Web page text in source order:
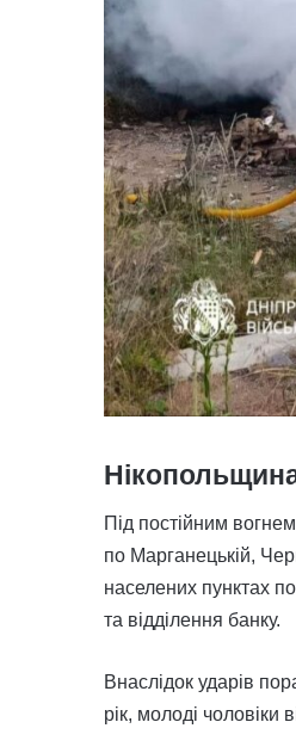
Під постійним
по Марганецькій,
населених пунктах
та відділення банку.
Внаслідок ударів
рік, молоді чоловіки